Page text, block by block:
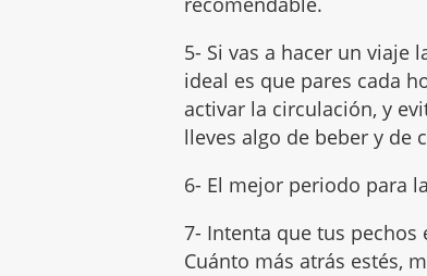
5- Si vas a hacer un viaje
ideal es que pares cada
activar la circulación, y
lleves algo de beber y de
6- El mejor periodo para
7- Intenta que tus
Cuánto más atrás estés,